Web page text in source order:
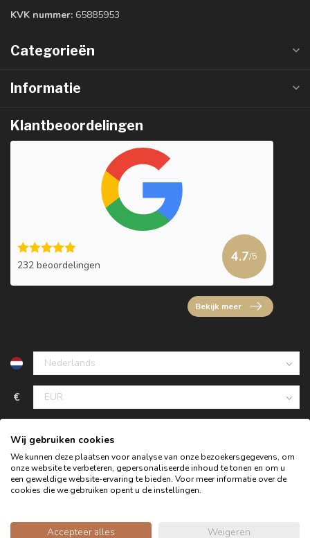
KVK nummer: 65885953
Categorieën
Informatie
Klantbeoordelingen
232 beoordelingen
4.7/5
Bekijk meer
€
Wij gebruiken cookies
We kunnen deze plaatsen voor analyse van onze bezoekersgegevens, om
onze website te verbeteren, gepersonaliseerde inhoud te tonen en om u
een geweldige website-ervaring te bieden. Voor meer informatie over de
cookies die we gebruiken opent u de instellingen.
Accepteer alles Weigeren